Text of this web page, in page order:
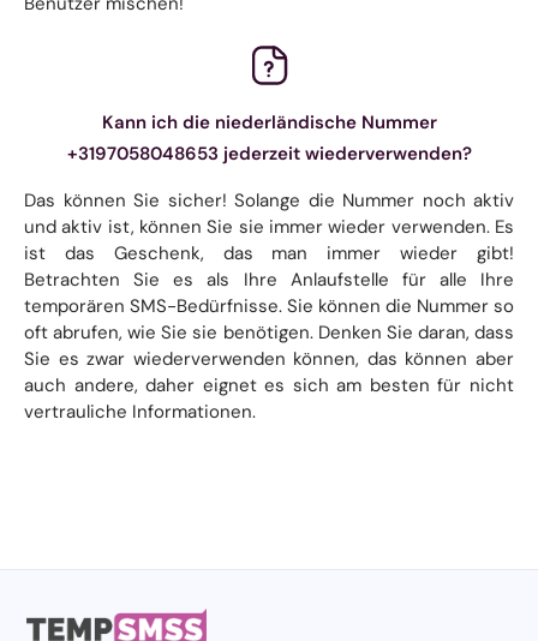
Kann ich die niederländische Nummer
+3197058048653 jederzeit wiederverwenden?
Das können Sie sicher! Solange die Nummer noch aktiv
und aktiv ist, können Sie sie immer wieder verwenden. Es
ist das Geschenk, das man immer wieder gibt!
Betrachten Sie es als Ihre Anlaufstelle für alle Ihre
temporären SMS-Bedürfnisse. Sie können die Nummer so
oft abrufen, wie Sie sie benötigen. Denken Sie daran, dass
Sie es zwar wiederverwenden können, das können aber
auch andere, daher eignet es sich am besten für nicht
vertrauliche Informationen.